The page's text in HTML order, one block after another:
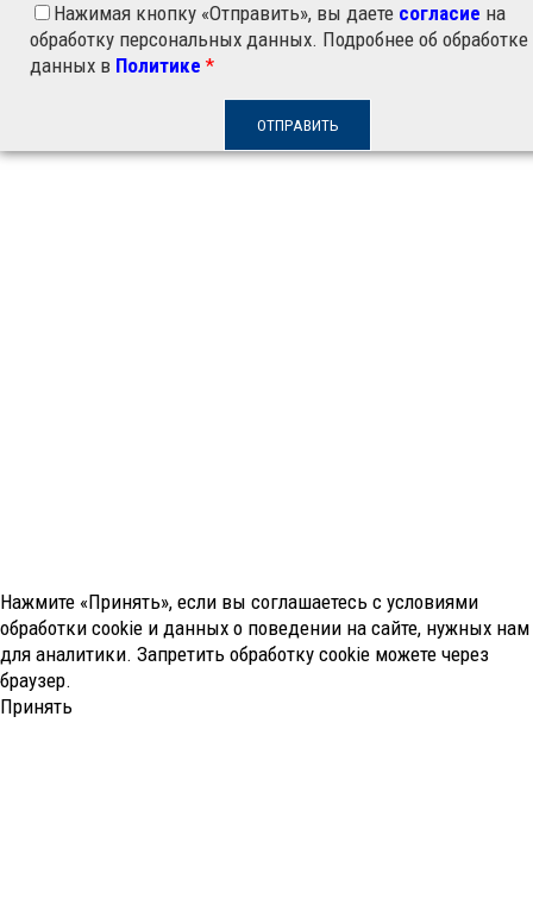
Нажимая кнопку «Отправить», вы даете согласие на
обработку персональных данных. Подробнее об обработке
данных в Политике *
Нажмите «Принять», если вы соглашаетесь с условиями
обработки cookie и данных о поведении на сайте, нужных нам
для аналитики. Запретить обработку cookie можете через
браузер.
Принять